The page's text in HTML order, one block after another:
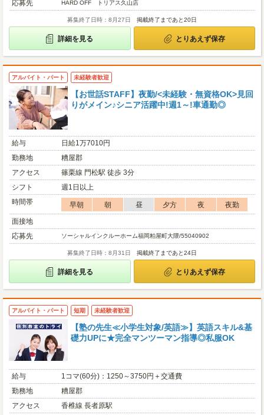
応募先 HARD OFF トリアス久山店
募集終了日時：8月27日 掲載終了まであと20日
詳細を見る とりあえず保存
アルバイト・パート 未経験者歓迎
【お世話STAFF】夜勤/<未経験・無資格OK>見回
りがメイン♪シニア活躍中!週1～!車通勤◎
給与
日給1万7010円
勤務地
糟屋郡
アクセス
篠栗線 門松駅 徒歩 3分
シフト
週1日以上
時間帯
早朝 朝 昼 夕方 夜
夜勤
面接地
応募先
ソーシャルインクルーホーム福岡粕屋町大隈/55040902
募集終了日時：8月31日 掲載終了まであと24日
詳細を見る とりあえず保存
アルバイト・パート 短期 未経験者歓迎
【塾の先生≪小学生対象/英語≫】英語スキル&基
礎力UPに★完全マンツーマン指導◎私服OK
給与
1コマ(60分)：1250～3750円＋交通費
勤務地
糟屋郡
アクセス
香椎線 長者原駅